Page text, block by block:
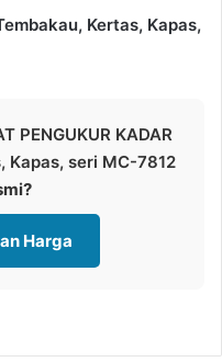
Kertas, Kapas,
PENGUKUR KADAR
Kapas, seri MC-7812
Harga